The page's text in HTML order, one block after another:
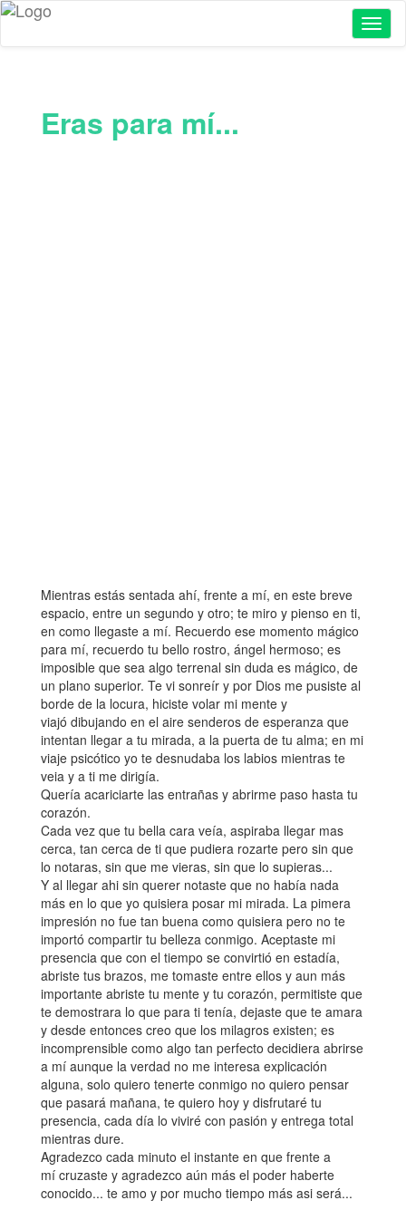
Eras para mí...
Mientras estás sentada ahí, frente a mí, en este breve
espacio, entre un segundo y otro; te miro y pienso en ti,
en como llegaste a mí. Recuerdo ese momento mágico
para mí, recuerdo tu bello rostro, ángel hermoso; es
imposible que sea algo terrenal sin duda es mágico, de
un plano superior. Te vi sonreír y por Dios me pusiste al
borde de la locura, hiciste volar mi mente y
viajó dibujando en el aire senderos de esperanza que
intentan llegar a tu mirada, a la puerta de tu alma; en mi
viaje psicótico yo te desnudaba los labios mientras te
veia y a ti me dirigía.
Quería acariciarte las entrañas y abrirme paso hasta tu
corazón.
Cada vez que tu bella cara veía, aspiraba llegar mas
cerca, tan cerca de ti que pudiera rozarte pero sin que
lo notaras, sin que me vieras, sin que lo supieras...
Y al llegar ahi sin querer notaste que no había nada
más en lo que yo quisiera posar mi mirada. La pimera
impresión no fue tan buena como quisiera pero no te
importó compartir tu belleza conmigo. Aceptaste mi
presencia que con el tiempo se convirtió en estadía,
abriste tus brazos, me tomaste entre ellos y aun más
importante abriste tu mente y tu corazón, permitiste que
te demostrara lo que para ti tenía, dejaste que te amara
y desde entonces creo que los milagros existen; es
incomprensible como algo tan perfecto decidiera abrirse
a mí aunque la verdad no me interesa explicación
alguna, solo quiero tenerte conmigo no quiero pensar
que pasará mañana, te quiero hoy y disfrutaré tu
presencia, cada día lo viviré con pasión y entrega total
mientras dure.
Agradezco cada minuto el instante en que frente a
mí cruzaste y agradezco aún más el poder haberte
conocido... te amo y por mucho tiempo más asi será...